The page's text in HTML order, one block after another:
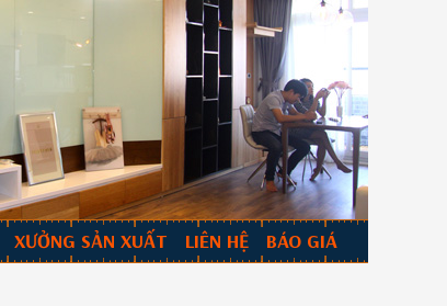
XƯỞNG SẢN XUẤT LIÊN HỆ BÁO GIÁ